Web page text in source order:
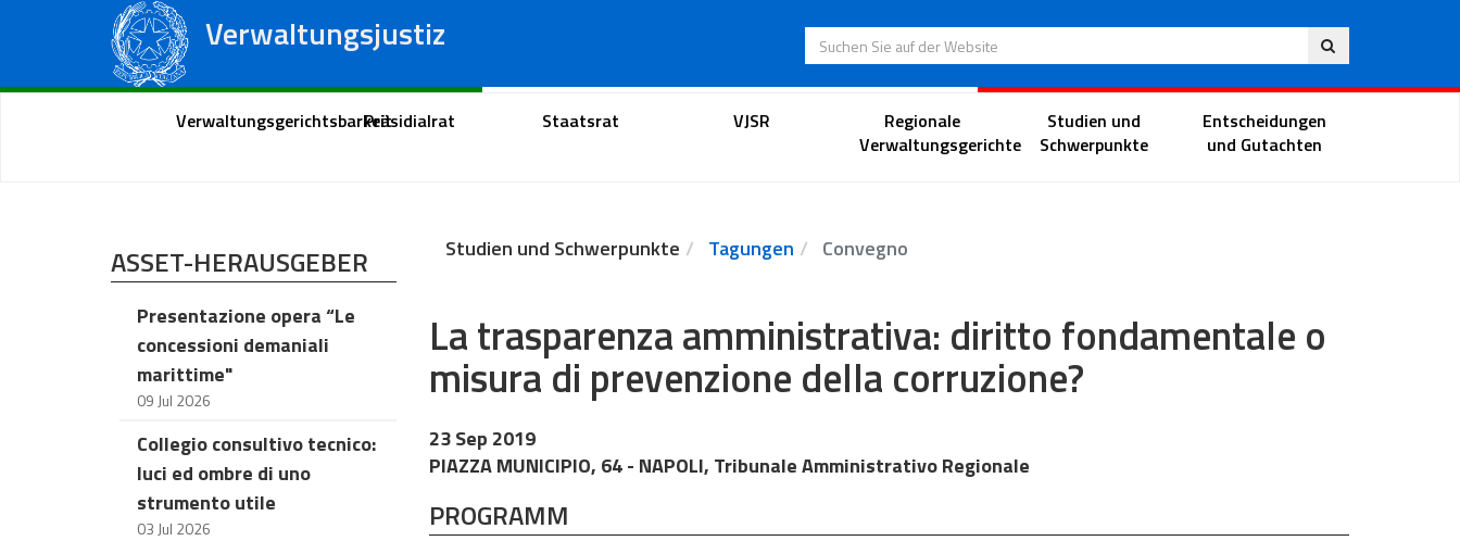
Verwaltungsjustiz
Regionale Verwaltungsgerichte
Deu
Suchen Sie auf der Website
Portal des Bürgers Anwaltsportal Richterportal
VerwaltungsgerichtsbarkeitPräsidialrat Staatsrat VJSR
Regionale
Verwaltungsgerichte
Studien und
Schwerpunkte
Entscheidungen
und Gutachten
ASSET-HERAUSGEBER
Presentazione opera “Le
concessioni demaniali
marittime"
09 Jul 2026
Collegio consultivo tecnico:
luci ed ombre di uno
strumento utile
03 Jul 2026
Studien und Schwerpunkte Tagungen Convegno
La trasparenza amministrativa: diritto fondamentale o
misura di prevenzione della corruzione?
23 Sep 2019
PIAZZA MUNICIPIO, 64 - NAPOLI, Tribunale Amministrativo Regionale
PROGRAMM